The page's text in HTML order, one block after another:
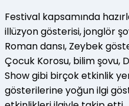
Festival kapsamında
illüzyon gösterisi, jonglör
Roman dansı, Zeybek
Çocuk Korosu, bilim şovu,
Show gibi birçok etkinlik
gösterilerine yoğun ilgi